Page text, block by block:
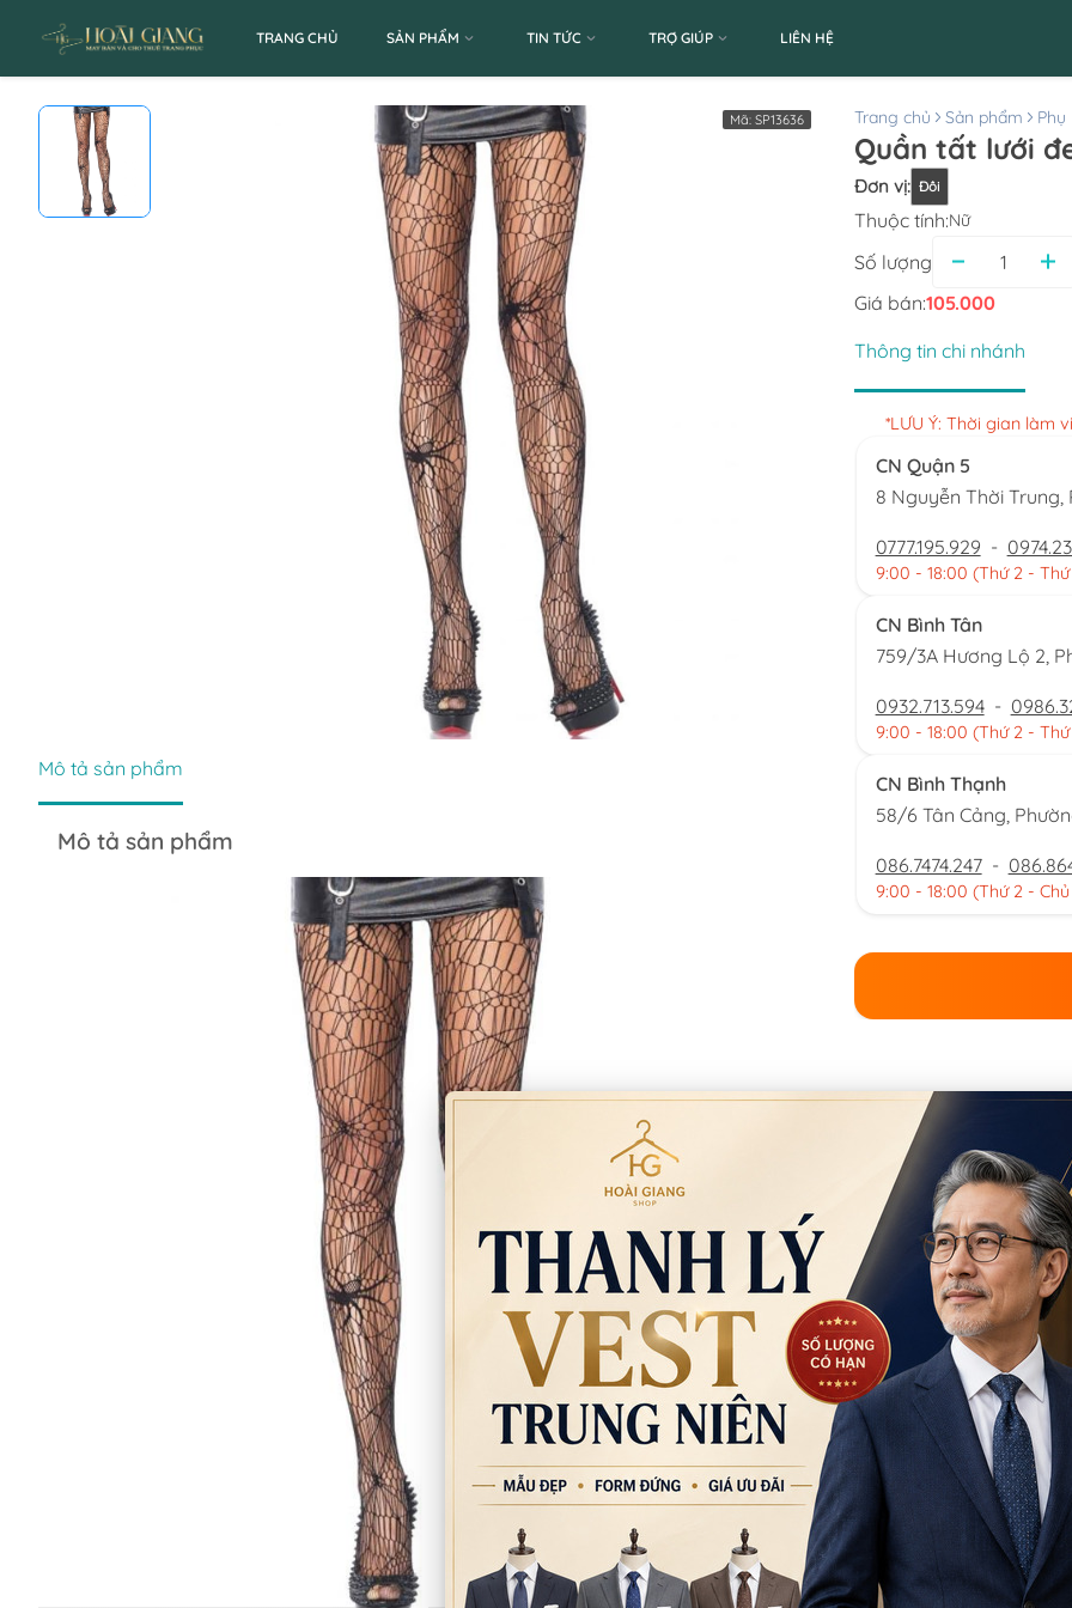
TRANG CHỦ SẢN PHẨM TIN TỨC TRỢ GIÚP LIÊN HỆ
Mã: SP13636
Mô tả sản phẩm
Mô tả sản phẩm
Trang chủ Sản phẩm Phụ
Đơn vị: Đôi
Thuộc tính:Nữ
Số lượng
Giá bán:105.000
Thông tin chi nhánh
*LƯU Ý: Thời gian làm
CN Quận 5
8 Nguyễn Thời Trung,
0777.195.929 -
9:00 - 18:00 (Thứ 2 - Thứ
CN Bình Tân
759/3A Hương Lộ 2,
0932.713.594 -
9:00 - 18:00 (Thứ 2 - Thứ
CN Bình Thạnh
58/6 Tân Cảng,
086.7474.247 -
9:00 - 18:00 (Thứ 2 -